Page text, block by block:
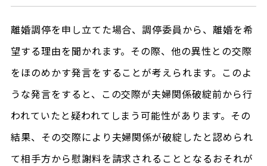
離婚調停を申し立てた場合、調停委員から、離婚を希
望する理由を聞かれます。その際、他の異性との交際
をほのめかす発言をすることが考えられます。このよ
うな発言をすると、この交際が夫婦関係破綻前から行
われていたと疑われてしまう可能性があります。その
結果、その交際により夫婦関係が破綻したと認められ
て相手方から慰謝料を請求されることとなるおそれが